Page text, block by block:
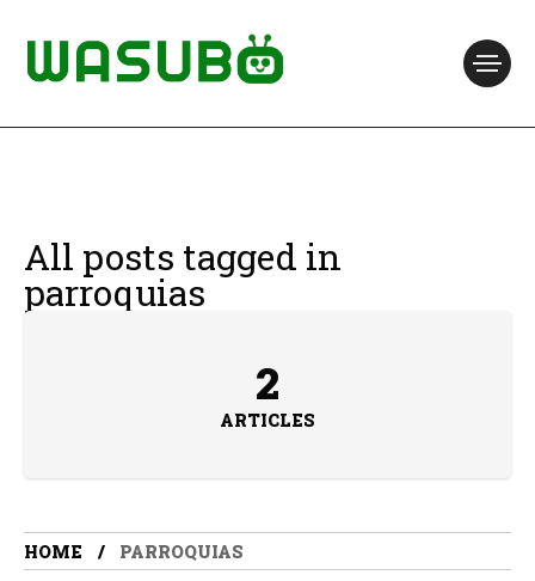
All posts tagged in
parroquias
2
ARTICLES
HOME PARROQUIAS